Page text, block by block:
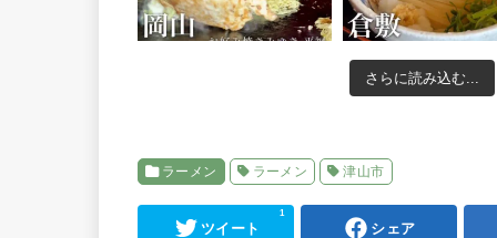
さらに読み込む...
ラーメン ラーメン 津山市
ツイート
1
シェア